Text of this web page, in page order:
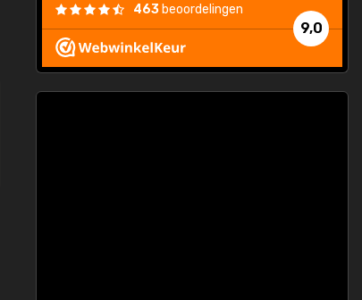
9,0
463 beoordelingen